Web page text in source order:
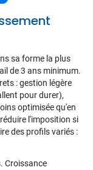
sa forme la plus
de 3 ans minimum.
: gestion légère
pour durer),
optimisée qu'en
l'imposition si
des profils variés :
Croissance